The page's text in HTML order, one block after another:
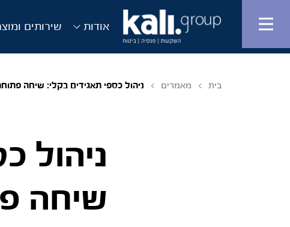
אודות שירותים
בית מאמרים ניהול כספי תאגידים בקלי: שיחה
ניהול
שיחה